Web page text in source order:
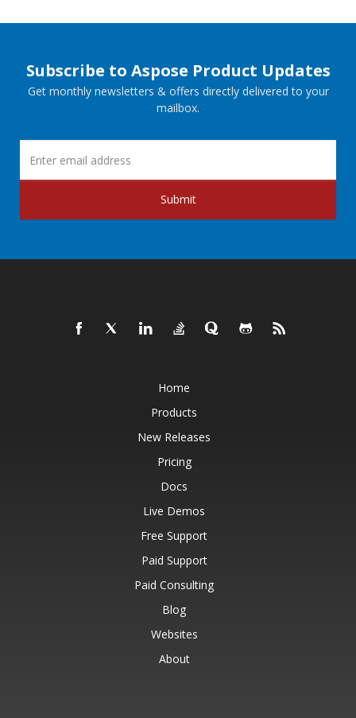
Subscribe to Aspose Product Updates
Get monthly newsletters & offers directly delivered to your
mailbox.
Submit
Home
Products
New Releases
Pricing
Docs
Live Demos
Free Support
Paid Support
Paid Consulting
Blog
Websites
About